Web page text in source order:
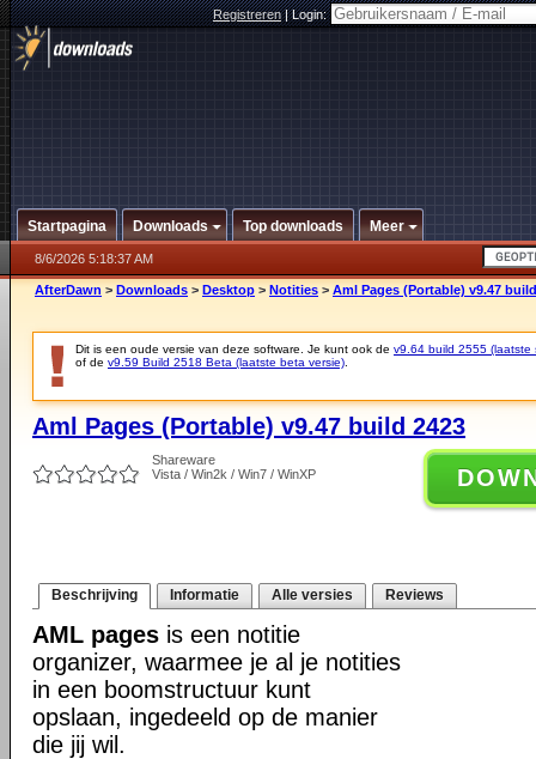
Registreren|Login:
Startpagina Downloads Top downloads Meer
8/6/2026 5:18:37 AM
AfterDawn > Downloads > Desktop > Notities > Aml Pages (Portable) v9.47
Dit is een oude versie van deze software. Je kunt ook de v9.64 build 2555 (laatste
of de v9.59 Build 2518 Beta (laatste beta versie)
Aml Pages (Portable) v9.47 build 2423
Shareware
Vista / Win2k / Win7 / WinXP
Beschrijving Informatie Alle versies Reviews
AML pages is een notitie
organizer, waarmee je al je notities
in een boomstructuur kunt
opslaan, ingedeeld op de manier
die jij wil.